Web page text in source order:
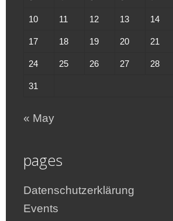
10 11 12 13 14
17 18 19 20 21
24 25 26 27 28
31
« May
pages
Datenschutzerklärung
Events